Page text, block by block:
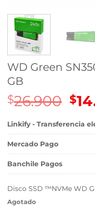
WD Green
GB
$26.900 El
$
Linkify - Transferencia
Mercado Pago
Banchile Pagos
Disco SSD ™NVMe WD
Agotado